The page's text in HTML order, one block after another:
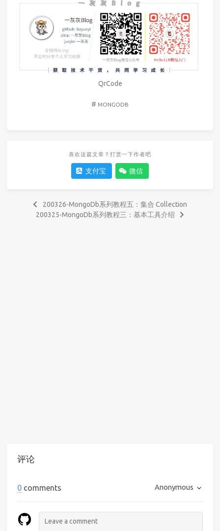
QrCode
# MONGODB
喜欢这篇文章？打赏一下作者吧
支付宝 微信
200326-MongoDb系列教程五：集合 Collection
200325-MongoDb系列教程三：基本工具介绍
评论
0 comments Anonymous